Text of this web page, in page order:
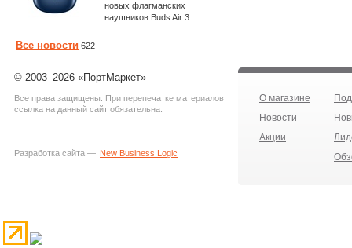
новых флагманских
наушников Buds Air 3
Все новости 622
© 2003–2026 «ПортМаркет»
Все права защищены. При перепечатке материалов
ссылка на данный сайт обязательна.
Разработка сайта — New Business Logic
О магазине
Новости
Акции